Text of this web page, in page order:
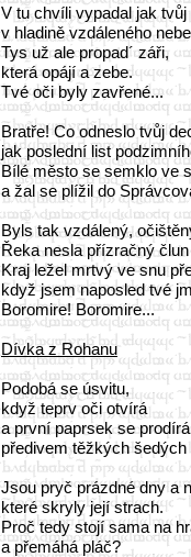
V tu chvíli vypadal jak tvůj
v hladině vzdáleného
Tys už ale propad´ záři,
která opájí a zebe.
Tvé oči byly zavřené...
Bratře! Co odneslo tvůj
jak poslední list
Bílé město se semklo ve
a žal se plížil do
Byls tak vzdálený,
Řeka nesla přízračný
Kraj ležel mrtvý ve snu
když jsem naposled tvé
Boromire! Boromire...
Dívka z Rohanu
Podobá se úsvitu,
když teprv oči otvírá
a první paprsek se prodírá
předivem těžkých šedých
Jsou pryč prázdné dny a
které skryly její strach.
Proč tedy stojí sama na
a přemáhá pláč?